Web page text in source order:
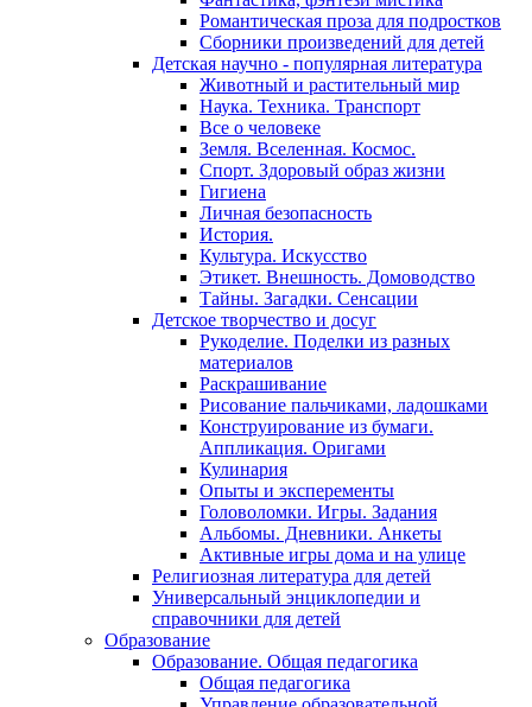
Романтическая проза для подростков
Сборники произведений для детей
Детская научно - популярная литература
Животный и растительный мир
Наука. Техника. Транспорт
Все о человеке
Земля. Вселенная. Космос.
Спорт. Здоровый образ жизни
Гигиена
Личная безопасность
История.
Культура. Искусство
Этикет. Внешность. Домоводство
Тайны. Загадки. Сенсации
Детское творчество и досуг
Рукоделие. Поделки из разных
материалов
Раскрашивание
Рисование пальчиками, ладошками
Конструирование из бумаги.
Аппликация. Оригами
Кулинария
Опыты и эксперементы
Головоломки. Игры. Задания
Альбомы. Дневники. Анкеты
Активные игры дома и на улице
Религиозная литература для детей
Универсальный энциклопедии и
справочники для детей
Образование
Образование. Общая педагогика
Общая педагогика